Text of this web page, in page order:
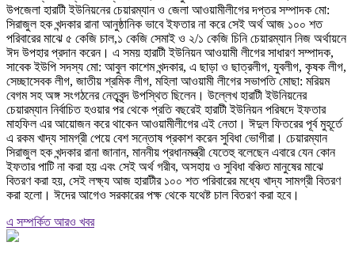
উপজেলা হারাটী ইউনিয়নের চেয়ারম্যান ও জেলা আওয়ামীলীগের দপ্তর সম্পাদক মো:
সিরাজুল হক খন্দকার রানা আনুষ্ঠানিক ভাবে ইফতার না করে সেই অর্থ আজ ১০০ শত
পরিবারের মাঝে ৫ কেজি চাল,১ কেজি সেমাই ও ২/১ কেজি চিনি চেয়ারম্যান নিজ অর্থায়নে
ঈদ উপহার প্রদান করেন। এ সময় হারাটী ইউনিয়ন আওয়ামী লীগের সাধারণ সম্পাদক,
সাবেক ইউপি সদস্য মো: আবুল কাশেম খন্দকার, এ ছাড়া ও ছাত্রলীগ, যুবলীগ, কৃষক লীগ,
সেচ্ছাসেবক লীগ, জাতীয় শ্রমিক লীগ, মহিলা আওয়ামী লীগের সভাপতি মোছা: মরিয়ম
বেগম সহ অঙ্গ সংগঠনের নেতৃবৃন্দ উপস্থিত ছিলেন। উল্লেখ হারাটী ইউনিয়নের
চেয়ারম্যান নির্বাচিত হওয়ার পর থেকে প্রতি বছরেই হারাটী ইউনিয়ন পরিষদে ইফতার
মাহফিল এর আয়োজন করে থাকেন আওয়ামীলীগের এই নেতা। ঈদুল ফিতরের পূর্ব মুহূর্তে
এ রকম খাদ্য সামগ্রী পেয়ে বেশ সন্তোষ প্রকাশ করেন সুবিধা ভোগীরা। চেয়ারম্যান
সিরাজুল হক খন্দকার রানা জানান, মাননীয় প্রধানমন্ত্রী যেতেহু বলেছেন এবারে যেন কোন
ইফতার পাটি না করা হয় এবং সেই অর্থ গরীব, অসহায় ও সুবিধা বঞ্চিত মানুষের মাঝে
বিতরণ করা হয়, সেই লক্ষ্য আজ হারাটীর ১০০ শত পরিবারের মধ্যে খাদ্য সামগ্রী বিতরণ
করা হলো। ঈদের আগেও সরকারের পক্ষ থেকে যথেষ্ট চাল বিতরণ করা হবে।
এ সম্পর্কিত আরও খবর